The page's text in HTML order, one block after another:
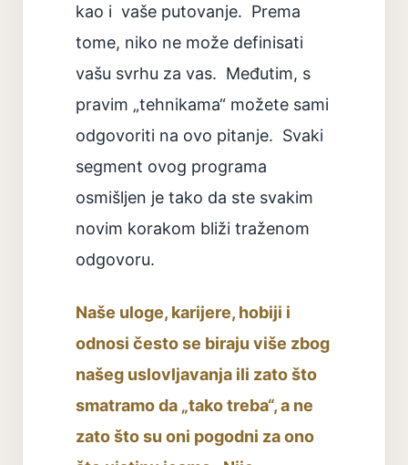
kao i vaše putovanje. Prema
tome, niko ne može definisati
vašu svrhu za vas. Međutim, s
pravim „tehnikama“ možete sami
odgovoriti na ovo pitanje. Svaki
segment ovog programa
osmišljen je tako da ste svakim
novim korakom bliži traženom
odgovoru.
Naše uloge, karijere, hobiji i
odnosi često se biraju više zbog
našeg uslovljavanja ili zato što
smatramo da „tako treba“, a ne
zato što su oni pogodni za ono